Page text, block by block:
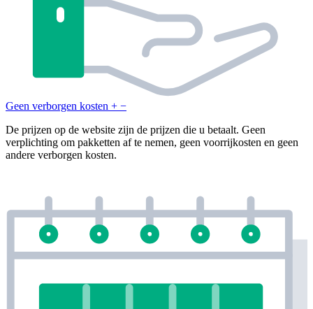
Geen verborgen kosten + −
De prijzen op de website zijn de prijzen die u betaalt. Geen
verplichting om pakketten af te nemen, geen voorrijkosten en geen
andere verborgen kosten.